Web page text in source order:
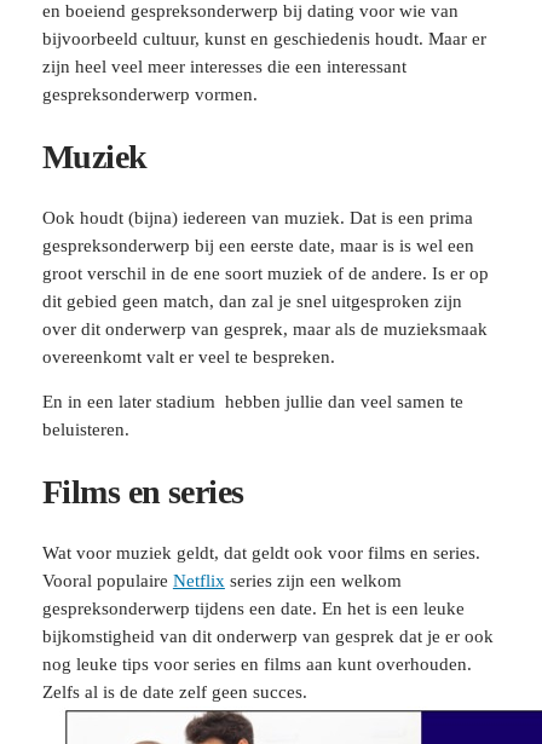
en boeiend gespreksonderwerp bij dating voor wie van
bijvoorbeeld cultuur, kunst en geschiedenis houdt. Maar er
zijn heel veel meer interesses die een interessant
gespreksonderwerp vormen.
Muziek
Ook houdt (bijna) iedereen van muziek. Dat is een prima
gespreksonderwerp bij een eerste date, maar is is wel een
groot verschil in de ene soort muziek of de andere. Is er op
dit gebied geen match, dan zal je snel uitgesproken zijn
over dit onderwerp van gesprek, maar als de muzieksmaak
overeenkomt valt er veel te bespreken.
En in een later stadium hebben jullie dan veel samen te
beluisteren.
Films en series
Wat voor muziek geldt, dat geldt ook voor films en series.
Vooral populaire Netflix series zijn een welkom
gespreksonderwerp tijdens een date. En het is een leuke
bijkomstigheid van dit onderwerp van gesprek dat je er ook
nog leuke tips voor series en films aan kunt overhouden.
Zelfs al is de date zelf geen succes.